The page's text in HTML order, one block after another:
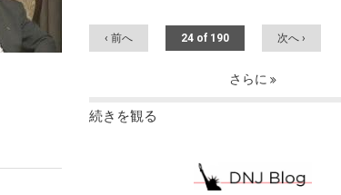
‹ 前へ 24 of 190 次へ ›
さらに
続きを観る